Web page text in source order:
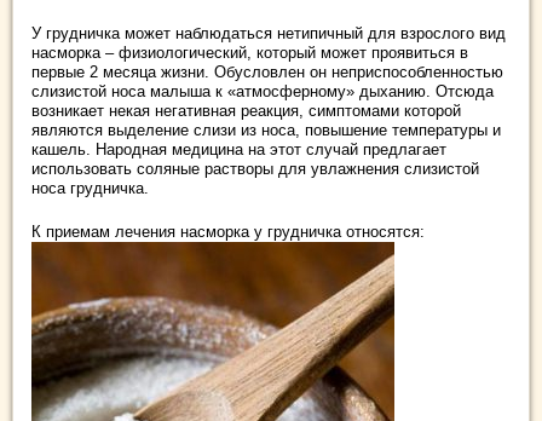
У грудничка может наблюдаться нетипичный для взрослого вид
насморка – физиологический, который может проявиться в
первые 2 месяца жизни. Обусловлен он неприспособленностью
слизистой носа малыша к «атмосферному» дыханию. Отсюда
возникает некая негативная реакция, симптомами которой
являются выделение слизи из носа, повышение температуры и
кашель. Народная медицина на этот случай предлагает
использовать соляные растворы для увлажнения слизистой
носа грудничка.
К приемам лечения насморка у грудничка относятся: